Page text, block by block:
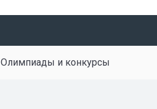
Олимпиады и конкурсы